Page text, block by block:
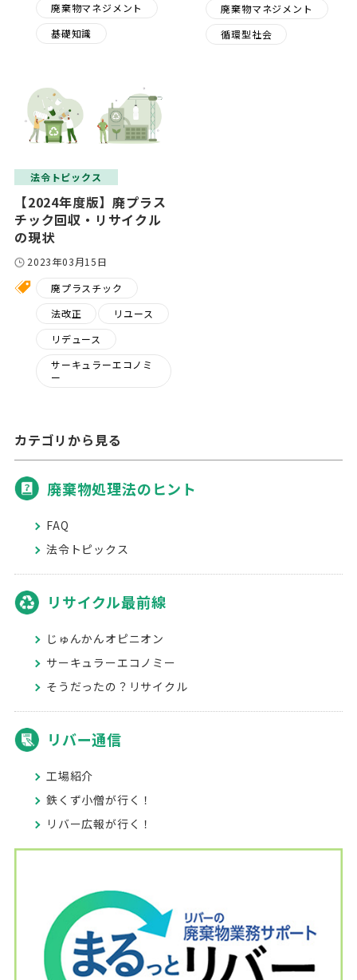
廃棄物マネジメント
基礎知識
廃棄物マネジメント
循環型社会
法令トピックス
【2024年度版】廃プラス
チック回収・リサイクル
の現状
2023年03月15日
廃プラスチック
法改正
リユース
リデュース
サーキュラーエコノミ
ー
カテゴリから見る
廃棄物処理法のヒント
FAQ
法令トピックス
リサイクル最前線
じゅんかんオピニオン
サーキュラーエコノミー
そうだったの？リサイクル
リバー通信
工場紹介
鉄くず小僧が行く！
リバー広報が行く！